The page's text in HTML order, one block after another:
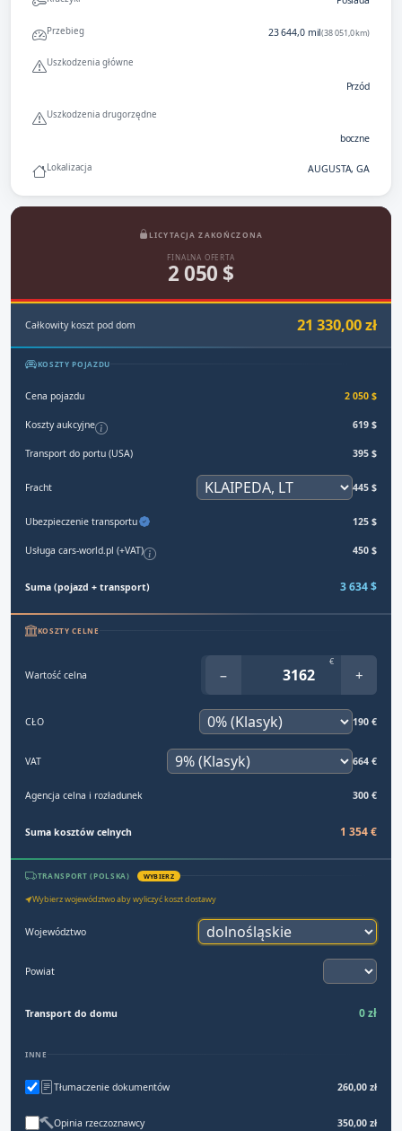
Przebieg 23 644,0 mil(38 051,0 km)
Uszkodzenia główne
Przód
Uszkodzenia drugorzędne
boczne
Lokalizacja AUGUSTA, GA
LICYTACJA ZAKOŃCZONA
FINALNA OFERTA
2 050 $
Całkowity koszt pod dom 21 330,00 zł
KOSZTY POJAZDU
Cena pojazdu 2 050 $
Koszty aukcyjne 619 $
Transport do portu (USA) 395 $
Fracht 445 $
Ubezpieczenie transportu 125 $
Usługa cars-world.pl (+VAT) 450 $
Suma (pojazd + transport) 3 634 $
KOSZTY CELNE
Wartość celna −
€
+
CŁO 190 €
VAT 664 €
Agencja celna i rozładunek 300 €
Suma kosztów celnych 1 354 €
TRANSPORT (POLSKA) WYBIERZ
Wybierz województwo aby wyliczyć koszt dostawy
Województwo
Powiat
Transport do domu 0 zł
INNE
Tłumaczenie dokumentów 260,00 zł
Opinia rzeczoznawcy 350,00 zł